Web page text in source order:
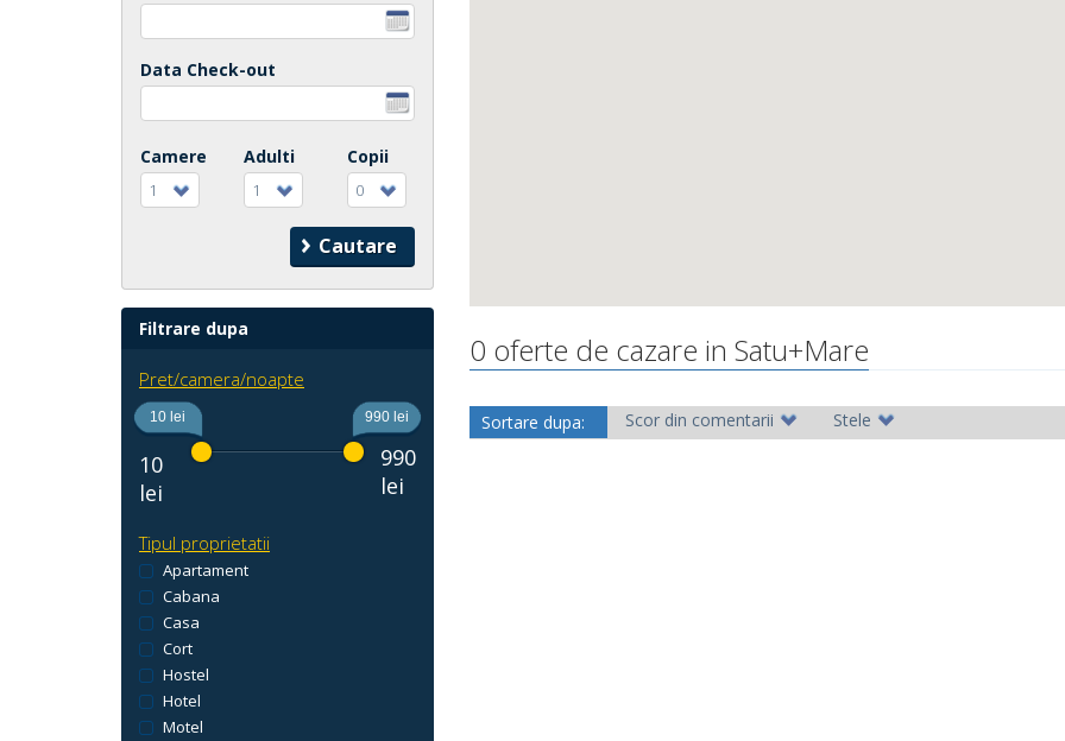
Data Check-out
Camere
1
Adulti
1
Copii
0
Filtrare dupa
Pret/camera/noapte
10
lei
10 lei 990 lei
990
lei
Tipul proprietatii
Apartament
Cabana
Casa
Cort
Hostel
Hotel
Motel
0 oferte de cazare in Satu+Mare
Sortare dupa: Scor din comentarii Stele